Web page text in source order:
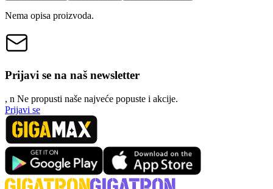
Nema opisa proizvoda.
Prijavi se na naš newsletter
, n Ne propusti naše najveće popuste i akcije.
Prijavi se